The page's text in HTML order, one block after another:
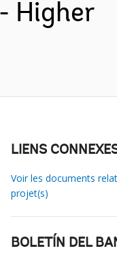
Higher
LIENS
Voir les documents
projet(s)
BOLETÍN DEL